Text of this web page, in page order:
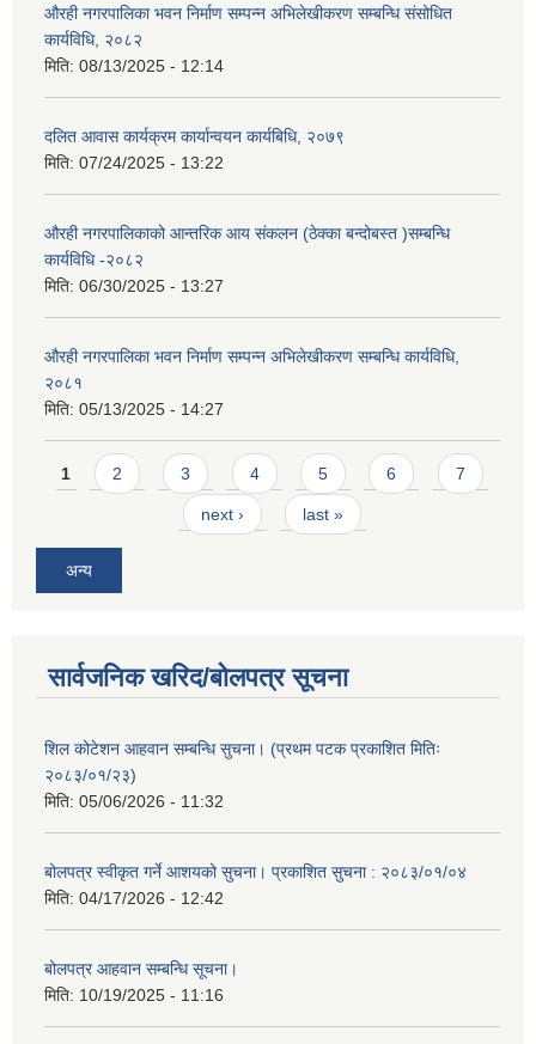
औरही नगरपालिका भवन निर्माण सम्पन्न अभिलेखीकरण सम्बन्धि संसोधित
कार्यविधि, २०८२
मिति: 08/13/2025 - 12:14
दलित आवास कार्यक्रम कार्यान्वयन कार्यबिधि, २०७९
मिति: 07/24/2025 - 13:22
औरही नगरपालिकाको आन्तरिक आय संकलन (ठेक्का बन्दोबस्त )सम्बन्धि
कार्यविधि -२०८२
मिति: 06/30/2025 - 13:27
औरही नगरपालिका भवन निर्माण सम्पन्न अभिलेखीकरण सम्बन्धि कार्यविधि,
२०८१
मिति: 05/13/2025 - 14:27
Pages
1 2 3 4 5 6 7
next › last »
अन्य
सार्वजनिक खरिद/बोलपत्र सूचना
शिल कोटेशन आहवान सम्बन्धि सुचना। (प्रथम पटक प्रकाशित मितिः
२०८३/०१/२३)
मिति: 05/06/2026 - 11:32
बोलपत्र स्वीकृत गर्ने आशयको सुचना। प्रकाशित सुचना : २०८३/०१/०४
मिति: 04/17/2026 - 12:42
बोलपत्र आहवान सम्बन्धि सूचना।
मिति: 10/19/2025 - 11:16